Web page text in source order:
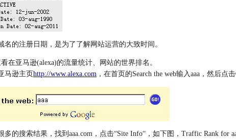
的注册日期，是为了了解网站运营的大致时间。
亚马逊(alexa)的流量统计、网站的世界排名。
逊主页http://www.alexa.com ，在首页的Search the web输入aaa，然后点
搜索结果，找到aaa.com，点击“Site Info“，如下图，Traffic Rank for